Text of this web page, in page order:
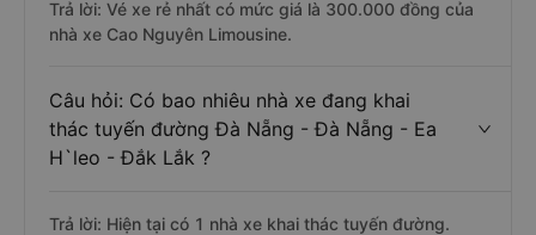
Trả lời: Vé xe rẻ nhất có mức giá là 300.000 đồng của
nhà xe Cao Nguyên Limousine.
Câu hỏi: Có bao nhiêu nhà xe đang khai
thác tuyến đường Đà Nẵng - Đà Nẵng - Ea
H`leo - Đắk Lắk ?
Trả lời: Hiện tại có 1 nhà xe khai thác tuyến đường.